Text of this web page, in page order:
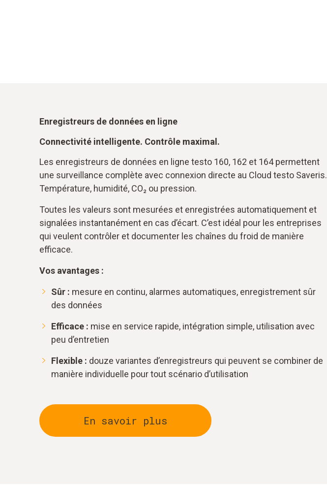
Enregistreurs de données en ligne
Connectivité intelligente. Contrôle maximal.
Les enregistreurs de données en ligne testo 160, 162 et 164 permettent
une surveillance complète avec connexion directe au Cloud testo Saveris.
Température, humidité, CO₂ ou pression.
Toutes les valeurs sont mesurées et enregistrées automatiquement et
signalées instantanément en cas d’écart. C’est idéal pour les entreprises
qui veulent contrôler et documenter les chaînes du froid de manière
efficace.
Vos avantages :
Sûr : mesure en continu, alarmes automatiques, enregistrement sûr
des données
Efficace : mise en service rapide, intégration simple, utilisation avec
peu d’entretien
Flexible : douze variantes d’enregistreurs qui peuvent se combiner de
manière individuelle pour tout scénario d’utilisation
En savoir plus